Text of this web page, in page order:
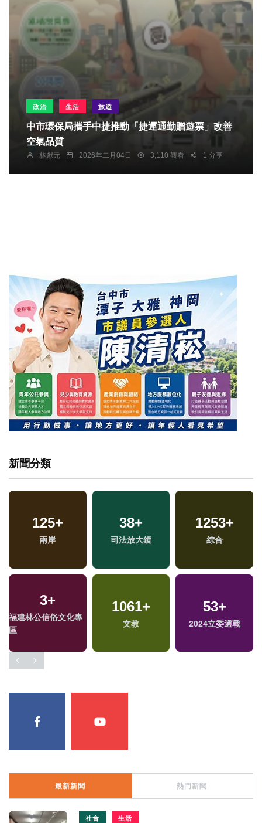
政治 生活 旅遊
中市環保局攜手中捷推動「捷運通勤贈遊票」改善
空氣品質
林獻元 2026年二月04日 3,110 觀看 1 分享
新聞分類
125+
兩岸
38+
司法放大鏡
1253+
綜合
3+
福建林公信俗文化專
區
1061+
文教
53+
2024立委選戰
最新新聞 熱門新聞
社會 生活